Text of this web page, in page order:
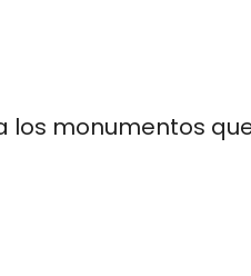
los monumentos